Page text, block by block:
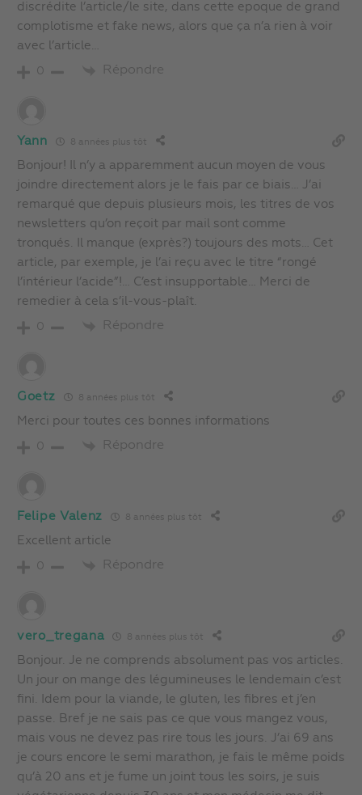
discrédite l’article/le site, dans cette epoque de grand
complotisme et fake news, alors que ça n’a rien à voir
avec l’article…
0 Répondre
Yann 8 années plus tôt
Bonjour! Il n’y a apparemment aucun moyen de vous
joindre directement alors je le fais par ce biais… J’ai
remarqué que depuis plusieurs mois, les titres de vos
newsletters qu’on reçoit par mail sont comme
tronqués. Il manque (exprès?) toujours des mots… Cet
article, par exemple, je l’ai reçu avec le titre “rongé
l’intérieur l’acide”!… C’est insupportable… Merci de
remedier à cela s’il-vous-plaît.
0 Répondre
Goetz 8 années plus tôt
Merci pour toutes ces bonnes informations
0 Répondre
Felipe Valenz 8 années plus tôt
Excellent article
0 Répondre
vero_tregana 8 années plus tôt
Bonjour. Je ne comprends absolument pas vos articles.
Un jour on mange des légumineuses le lendemain c’est
fini. Idem pour la viande, le gluten, les fibres et j’en
passe. Bref je ne sais pas ce que vous mangez vous,
mais vous ne devez pas rire tous les jours. J’ai 69 ans
je cours encore le semi marathon, je fais le même poids
qu’à 20 ans et je fume un joint tous les soirs, je suis